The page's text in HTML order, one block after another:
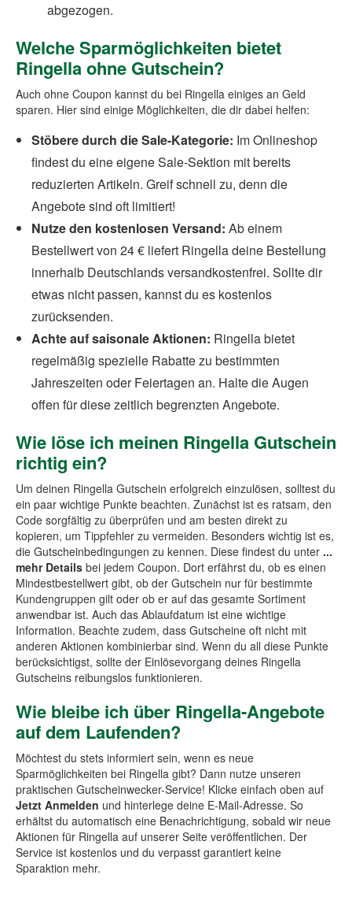
abgezogen.
Welche Sparmöglichkeiten bietet
Ringella ohne Gutschein?
Auch ohne Coupon kannst du bei Ringella einiges an Geld
sparen. Hier sind einige Möglichkeiten, die dir dabei helfen:
Stöbere durch die Sale-Kategorie: Im Onlineshop
findest du eine eigene Sale-Sektion mit bereits
reduzierten Artikeln. Greif schnell zu, denn die
Angebote sind oft limitiert!
Nutze den kostenlosen Versand: Ab einem
Bestellwert von 24 € liefert Ringella deine Bestellung
innerhalb Deutschlands versandkostenfrei. Sollte dir
etwas nicht passen, kannst du es kostenlos
zurücksenden.
Achte auf saisonale Aktionen: Ringella bietet
regelmäßig spezielle Rabatte zu bestimmten
Jahreszeiten oder Feiertagen an. Halte die Augen
offen für diese zeitlich begrenzten Angebote.
Wie löse ich meinen Ringella Gutschein
richtig ein?
Um deinen Ringella Gutschein erfolgreich einzulösen, solltest du
ein paar wichtige Punkte beachten. Zunächst ist es ratsam, den
Code sorgfältig zu überprüfen und am besten direkt zu
kopieren, um Tippfehler zu vermeiden. Besonders wichtig ist es,
die Gutscheinbedingungen zu kennen. Diese findest du unter ...
mehr Details bei jedem Coupon. Dort erfährst du, ob es einen
Mindestbestellwert gibt, ob der Gutschein nur für bestimmte
Kundengruppen gilt oder ob er auf das gesamte Sortiment
anwendbar ist. Auch das Ablaufdatum ist eine wichtige
Information. Beachte zudem, dass Gutscheine oft nicht mit
anderen Aktionen kombinierbar sind. Wenn du all diese Punkte
berücksichtigst, sollte der Einlösevorgang deines Ringella
Gutscheins reibungslos funktionieren.
Wie bleibe ich über Ringella-Angebote
auf dem Laufenden?
Möchtest du stets informiert sein, wenn es neue
Sparmöglichkeiten bei Ringella gibt? Dann nutze unseren
praktischen Gutscheinwecker-Service! Klicke einfach oben auf
Jetzt Anmelden und hinterlege deine E-Mail-Adresse. So
erhältst du automatisch eine Benachrichtigung, sobald wir neue
Aktionen für Ringella auf unserer Seite veröffentlichen. Der
Service ist kostenlos und du verpasst garantiert keine
Sparaktion mehr.